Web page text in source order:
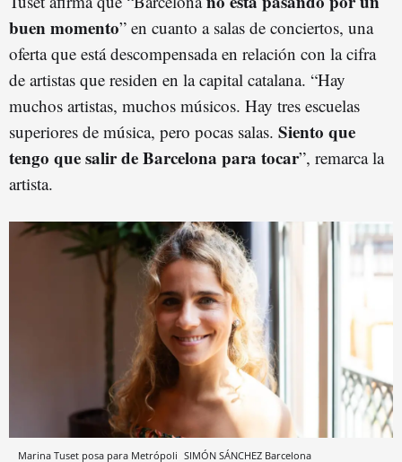
buen momento” en cuanto a salas de conciertos, una
oferta que está descompensada en relación con la cifra
de artistas que residen en la capital catalana. “Hay
muchos artistas, muchos músicos. Hay tres escuelas
superiores de música, pero pocas salas. Siento que
tengo que salir de Barcelona para tocar”, remarca la
artista.
Marina Tuset posa para Metrópoli SIMÓN SÁNCHEZ Barcelona